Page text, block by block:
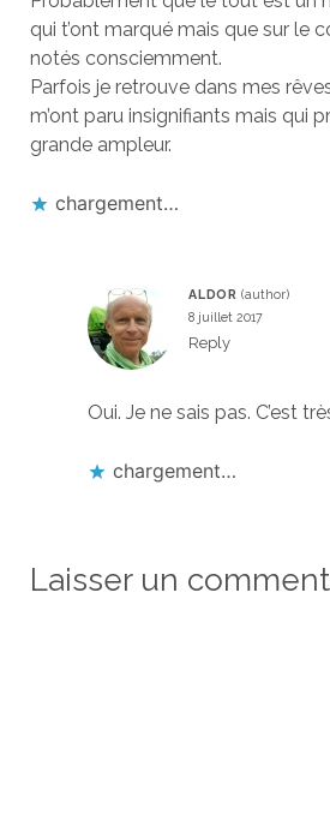
qui t’ont marqué mais que sur le
notés consciemment.
Parfois je retrouve dans mes
m’ont paru insignifiants mais qui
grande ampleur.
chargement…
ALDOR
8 juillet 2017
Reply
Oui. Je ne sais pas. C’est
chargement…
Laisser un